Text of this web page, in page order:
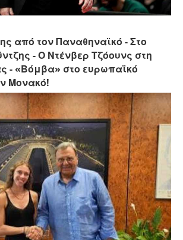
από τον Παναθηναϊκό - Στο
- Ο Ντένβερ Τζόουνς στη
- «Βόμβα» στο ευρωπαϊκό
Μονακό!